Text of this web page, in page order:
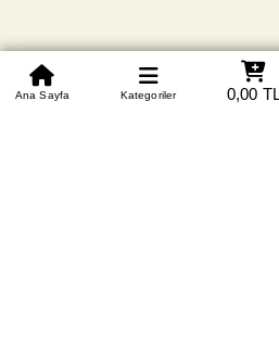
0850 305
Beden Tablosu Banka Hesapları
Ana Sayfa Kategoriler 0,00